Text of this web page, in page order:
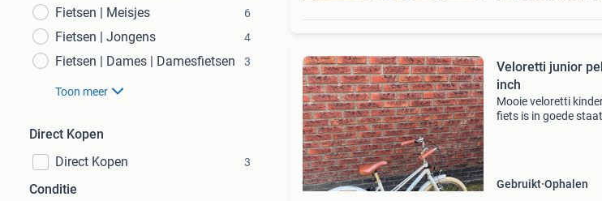
Fietsen | Meisjes 6
Fietsen | Jongens 4
Fietsen | Dames | Damesfietsen 3
Toon meer
Direct Kopen
Direct Kopen
3
Conditie
Veloretti junior
inch
Mooie veloretti
fiets is in goede
Gebruikt Ophalen